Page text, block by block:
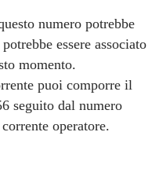
numero potrebbe
essere associato
momento.
puoi comporre il
seguito dal numero
operatore.